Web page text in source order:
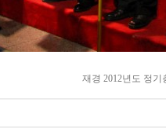
재경 2012년도 정